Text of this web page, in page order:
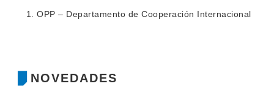
NOTICIAS
NOVEDADES
OPP – Departamento de Cooperación Internacional